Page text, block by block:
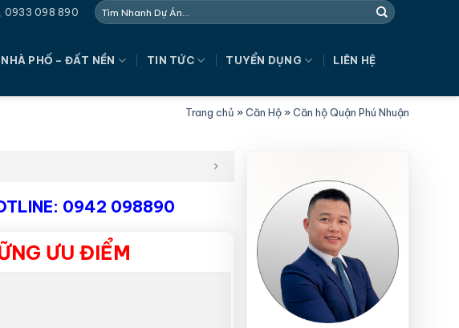
0933 098 890
NHÀ PHỐ – ĐẤT NỀN TIN TỨC TUYỂN DỤNG LIÊN HỆ
Trang chủ »Căn Hộ»Căn hộ Quận Phú Nhuận
0942 098890
ƯU ĐIỂM